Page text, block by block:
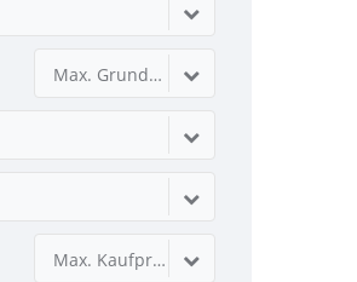
Max. Grundstücksfläche
Max. Kaufpreis